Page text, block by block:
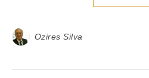
Ozires Silva